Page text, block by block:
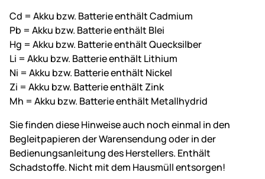
Cd = Akku bzw. Batterie enthält Cadmium
Pb = Akku bzw. Batterie enthält Blei
Hg = Akku bzw. Batterie enthält Quecksilber
Li = Akku bzw. Batterie enthält Lithium
Ni = Akku bzw. Batterie enthält Nickel
Zi = Akku bzw. Batterie enthält Zink
Mh = Akku bzw. Batterie enthält Metallhydrid
Sie finden diese Hinweise auch noch einmal in den
Begleitpapieren der Warensendung oder in der
Bedienungsanleitung des Herstellers. Enthält
Schadstoffe. Nicht mit dem Hausmüll entsorgen!